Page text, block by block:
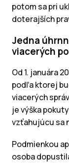
potom sa pri
doterajších
Jedna
viacerých
Od 1. januára
podľa ktorej
viacerých
je výška
vzťahujúcu sa
Podmienkou
osoba